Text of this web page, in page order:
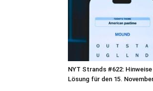
NYT Strands #622: Hinweise
Lösung für den 15.